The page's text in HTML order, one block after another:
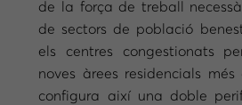
de la força de treball
de sectors de població
els centres congestionats
noves àrees residencials més
configura així una doble